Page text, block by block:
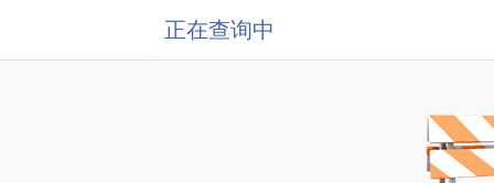
正在查询中